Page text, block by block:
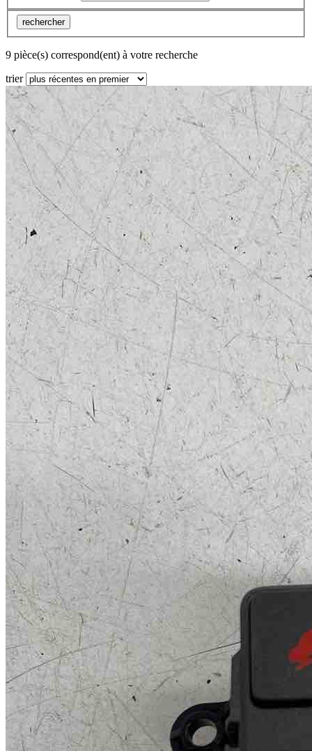
rechercher
9 pièce(s) correspond(ent) à votre recherche
trier